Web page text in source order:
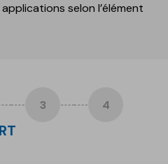
selon l’élément
TYPE
RÉSULTATS